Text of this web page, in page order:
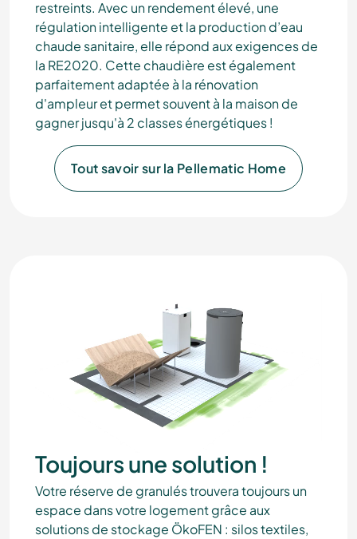
restreints. Avec un rendement élevé, une
régulation intelligente et la production d’eau
chaude sanitaire, elle répond aux exigences de
la RE2020. Cette chaudière est également
parfaitement adaptée à la rénovation
d'ampleur et permet souvent à la maison de
gagner jusqu'à 2 classes énergétiques !
Tout savoir sur la Pellematic Home
Toujours une solution !
Votre réserve de granulés trouvera toujours un
espace dans votre logement grâce aux
solutions de stockage ÖkoFEN : silos textiles,